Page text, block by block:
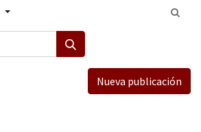
Nueva publicación